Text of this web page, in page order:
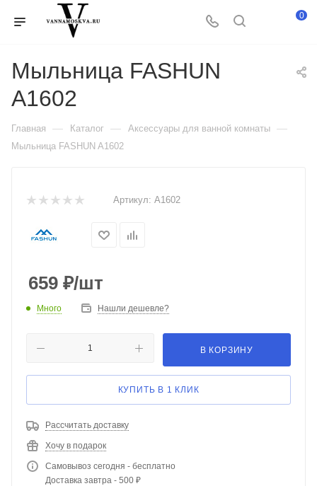
0
Мыльница FASHUN
A1602
Главная — Каталог — Аксессуары для ванной комнаты —
Мыльница FASHUN A1602
Артикул: A1602
659 ₽/шт
Много Нашли дешевле?
В КОРЗИНУ
КУПИТЬ В 1 КЛИК
Рассчитать доставку
Хочу в подарок
Самовывоз сегодня - бесплатно
Доставка завтра - 500 ₽